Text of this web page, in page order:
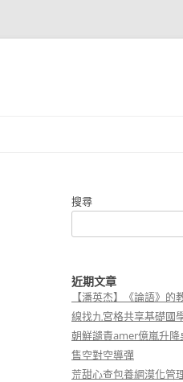
搜尋
近期文章
【潘英杰】《論語》
線找九宮格共享基礎國
朝鮮譴責amer億嵐升
售空對空導彈
荒甜心查包養網漠化管